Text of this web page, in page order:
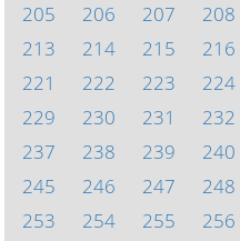
205
206 207 208
213
214 215 216
221
222 223 224
229
230 231 232
237
238 239 240
245
246 247 248
253
254 255 256